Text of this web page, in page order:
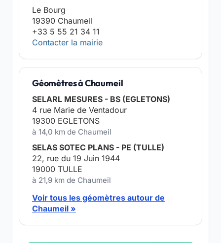
Le Bourg
19390 Chaumeil
+33 5 55 21 34 11
Contacter la mairie
Géomètres à Chaumeil
SELARL MESURES - BS (EGLETONS)
4 rue Marie de Ventadour
19300 EGLETONS
à 14,0 km de Chaumeil
SELAS SOTEC PLANS - PE (TULLE)
22, rue du 19 Juin 1944
19000 TULLE
à 21,9 km de Chaumeil
Voir tous les géomètres autour de
Chaumeil »